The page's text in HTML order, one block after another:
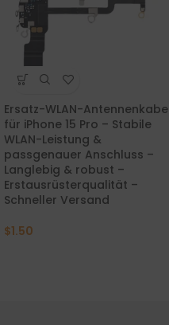
Ersatz-WLAN-
für iPhone 15 Pro – Stabile
WLAN-Leistung &
passgenauer Anschluss –
Langlebig & robust –
Erstausrüsterqualität –
Schneller Versand
$1.50